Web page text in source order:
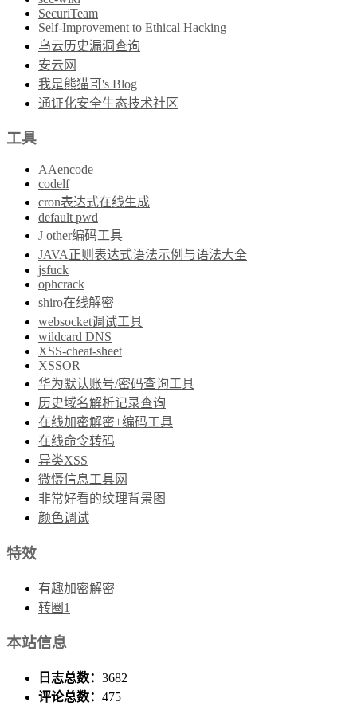
SecuriTeam
Self-Improvement to Ethical Hacking
乌云历史漏洞查询
安云网
我是熊猫哥's Blog
通证化安全生态技术社区
工具
AAencode
codelf
cron表达式在线生成
default pwd
J other编码工具
JAVA正则表达式语法示例与语法大全
jsfuck
ophcrack
shiro在线解密
websocket调试工具
wildcard DNS
XSS-cheat-sheet
XSSOR
华为默认账号/密码查询工具
历史域名解析记录查询
在线加密解密+编码工具
在线命令转码
异类XSS
微慑信息工具网
非常好看的纹理背景图
颜色调试
特效
有趣加密解密
转圈1
本站信息
日志总数： 3682
评论总数： 475